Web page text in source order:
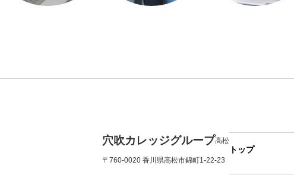
穴吹カレッジグループ高松
〒760-0020 香川県高松市錦町1-22-23
トップ